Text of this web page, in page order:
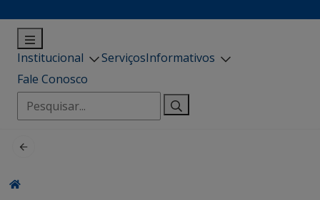
Institucional ServiçosInformativos
Fale Conosco
Pesquisar
por: